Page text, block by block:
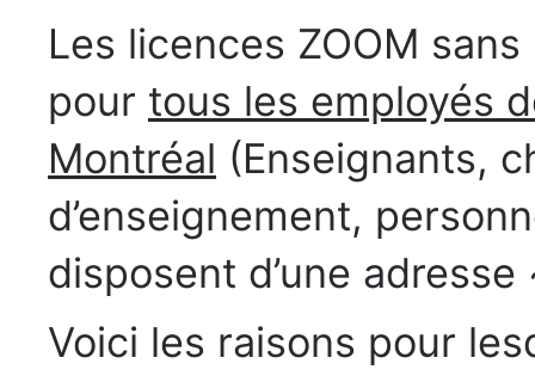
Les licences ZOOM
pour tous les employés
Montréal (Enseignants,
d’enseignement,
disposent d’une adresse
Voici les raisons pour